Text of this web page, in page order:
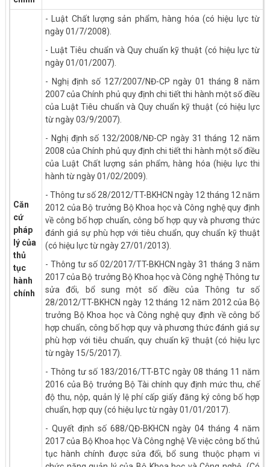
Căn
cứ
pháp
lý của
thủ
tục
hành
chính
- Luật Chất lượng sản phẩm, hàng hóa (có hiệu lực từ
ngày 01/7/2008).
- Luật Tiêu chuẩn và Quy chuẩn kỹ thuật (có hiệu lực từ
ngày 01/01/2007).
- Nghị định số 127/2007/NĐ-CP ngày 01 tháng 8 năm
2007 của Chính phủ quy định chi tiết thi hành một số điều
của Luật Tiêu chuẩn và Quy chuẩn kỹ thuật (có hiệu lực
từ ngày 03/9/2007).
- Nghị định số 132/2008/NĐ-CP ngày 31 tháng 12 năm
2008 của Chính phủ quy định chi tiết thi hành một số điều
của Luật Chất lượng sản phẩm, hàng hóa (hiệu lực thi
hành từ ngày 01/02/2009).
- Thông tư số 28/2012/TT-BKHCN ngày 12 tháng 12 năm
2012 của Bộ trưởng Bộ Khoa học và Công nghệ quy định
về công bố hợp chuẩn, công bố hợp quy và phương thức
đánh giá sự phù hợp với tiêu chuẩn, quy chuẩn kỹ thuật
(có hiệu lực từ ngày 27/01/2013).
- Thông tư số 02/2017/TT-BKHCN ngày 31 tháng 3 năm
2017 của Bộ trưởng Bộ Khoa học và Công nghệ Thông tư
sửa đổi, bổ sung một số điều của Thông tư số
28/2012/TT-BKHCN ngày 12 tháng 12 năm 2012 của Bộ
trưởng Bộ Khoa học và Công nghệ quy định về công bố
hợp chuẩn, công bố hợp quy và phương thức đánh giá sự
phù hợp với tiêu chuẩn, quy chuẩn kỹ thuật (có hiệu lực
từ ngày 15/5/2017).
- Thông tư số 183/2016/TT-BTC ngày 08 tháng 11 năm
2016 của Bộ trưởng Bộ Tài chính quy định mức thu, chế
độ thu, nộp, quản lý lệ phí cấp giấy đăng ký công bố hợp
chuẩn, hợp quy (có hiệu lực từ ngày 01/01/2017).
- Quyết định số 688/QĐ-BKHCN ngày 04 tháng 4 năm
2017 của Bộ Khoa học Và Công nghệ Về việc công bố thủ
tục hành chính được sửa đổi, bổ sung thuộc phạm vi